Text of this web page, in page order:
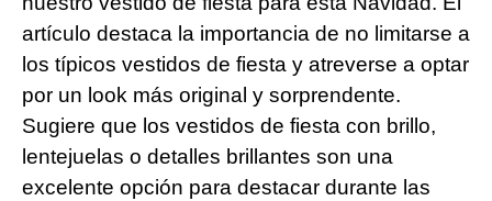
artículo destaca la importancia de no limitarse a
los típicos vestidos de fiesta y atreverse a optar
por un look más original y sorprendente.
Sugiere que los vestidos de fiesta con brillo,
lentejuelas o detalles brillantes son una
excelente opción para destacar durante las